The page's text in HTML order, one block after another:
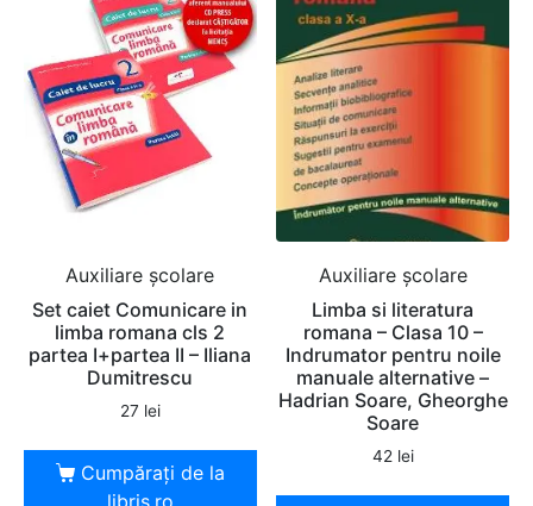
Auxiliare şcolare
Set caiet Comunicare in
limba romana cls 2
partea I+partea II – Iliana
Dumitrescu
27 lei
Cumpărați de la
libris.ro
Auxiliare şcolare
Limba si literatura
romana – Clasa 10 –
Indrumator pentru noile
manuale alternative –
Hadrian Soare, Gheorghe
Soare
42 lei